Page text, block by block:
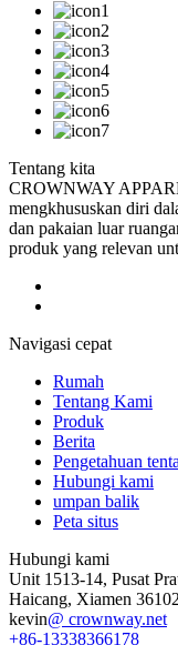
Tentang kita
CROWNWAY
mengkhususkan diri
dan pakaian luar
produk yang relevan
Navigasi cepat
Rumah
Tentang Kami
Produk
Berita
Pengetahuan
Hubungi kami
umpan balik
Peta situs
Hubungi kami
Unit 1513-14, Pusat
Haicang, Xiamen
kevin@ crownway.net
+86-13338366178